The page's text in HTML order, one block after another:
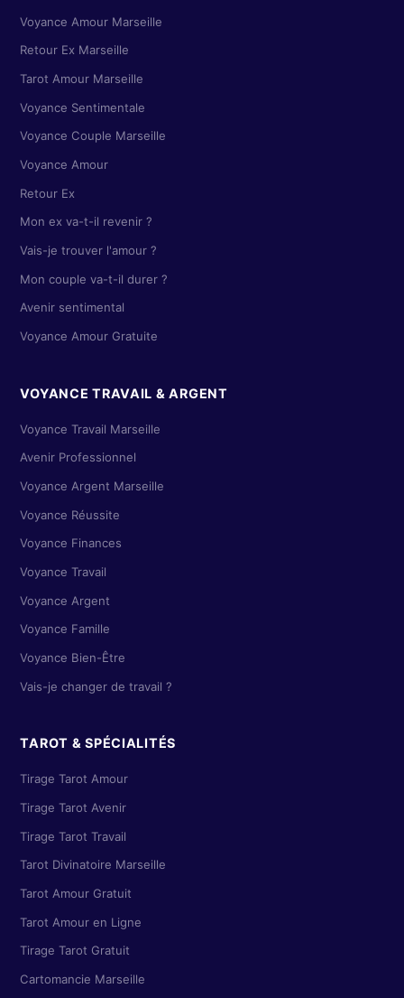
Voyance Amour Marseille
Retour Ex Marseille
Tarot Amour Marseille
Voyance Sentimentale
Voyance Couple Marseille
Voyance Amour
Retour Ex
Mon ex va-t-il revenir ?
Vais-je trouver l'amour ?
Mon couple va-t-il durer ?
Avenir sentimental
Voyance Amour Gratuite
VOYANCE TRAVAIL & ARGENT
Voyance Travail Marseille
Avenir Professionnel
Voyance Argent Marseille
Voyance Réussite
Voyance Finances
Voyance Travail
Voyance Argent
Voyance Famille
Voyance Bien-Être
Vais-je changer de travail ?
TAROT & SPÉCIALITÉS
Tirage Tarot Amour
Tirage Tarot Avenir
Tirage Tarot Travail
Tarot Divinatoire Marseille
Tarot Amour Gratuit
Tarot Amour en Ligne
Tirage Tarot Gratuit
Cartomancie Marseille